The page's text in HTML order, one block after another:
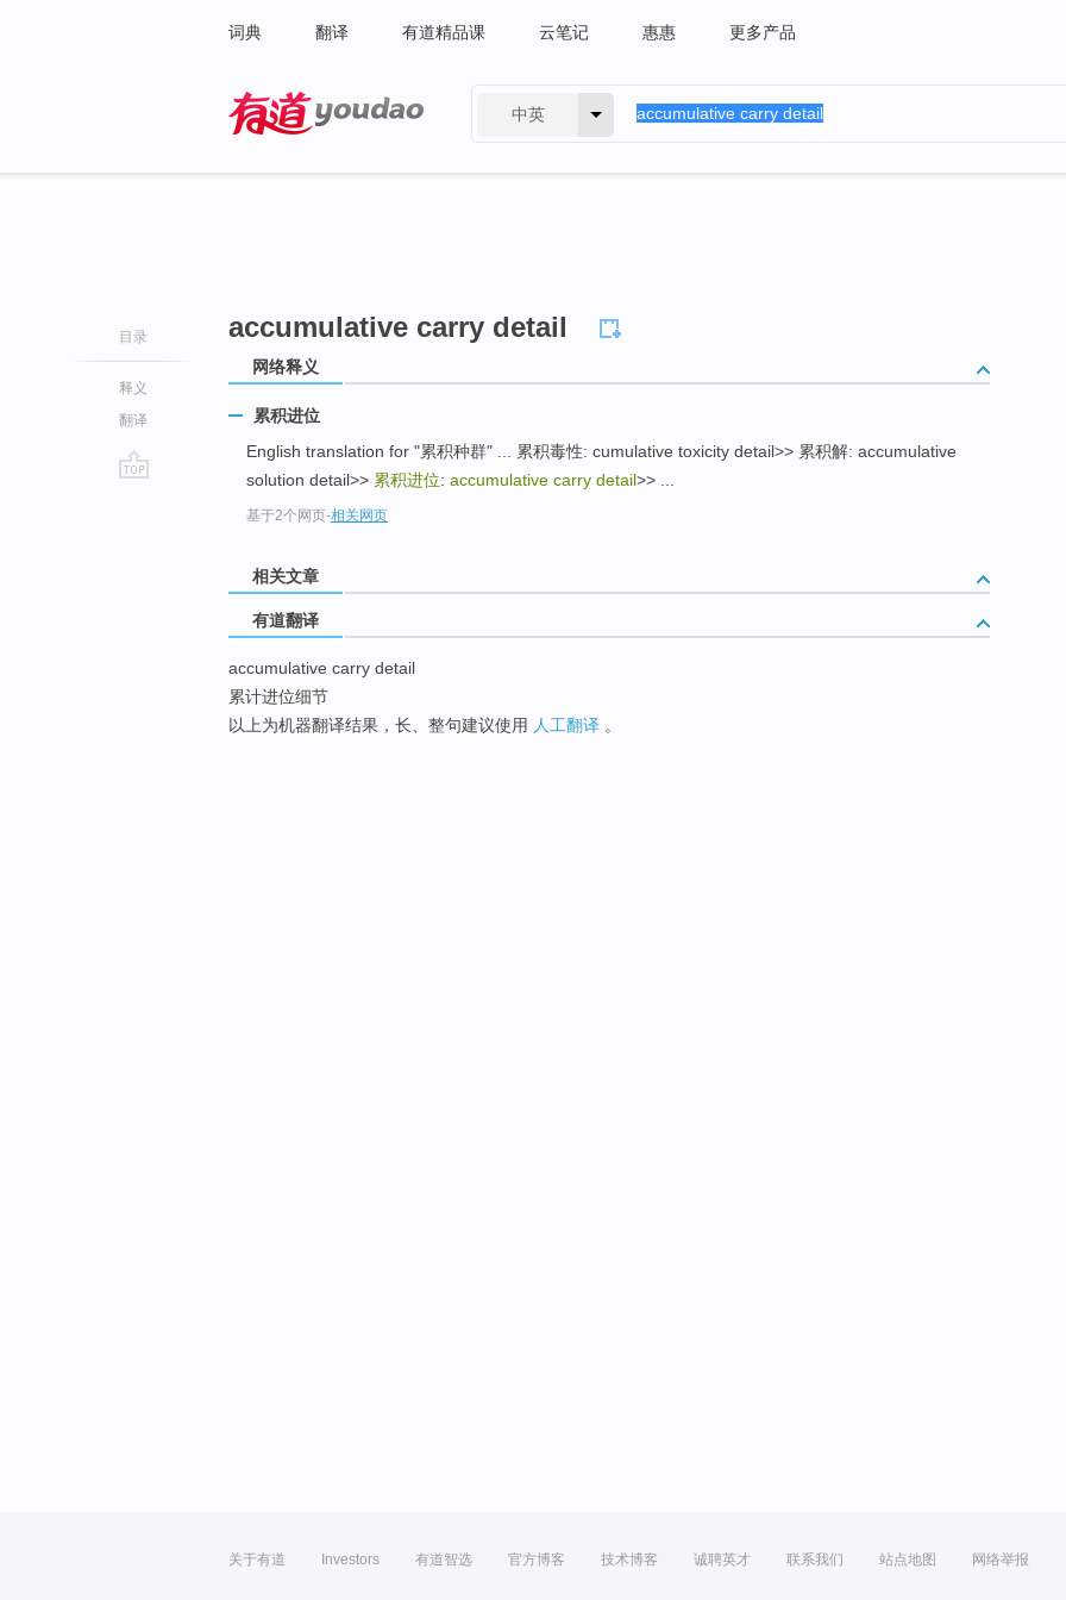
词典 翻译 有道精品课 云笔记 惠惠 更多产品
中英
目录
释义
翻译
accumulative carry detail
网络释义
累积进位
English translation for "累积种群" ... 累积毒性: cumulative toxicity detail>> 累积解: accumulative
solution detail>> 累积进位: accumulative carry detail>> ...
基于2个网页-相关网页
相关文章
有道翻译
accumulative carry detail
累计进位细节
以上为机器翻译结果，长、整句建议使用 人工翻译 。
关于有道 Investors 有道智选 官方博客 技术博客 诚聘英才 联系我们 站点地图 网络举报